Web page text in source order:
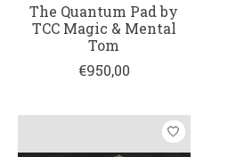
The Quantum Pad by
TCC Magic & Mental
Tom
€950,00